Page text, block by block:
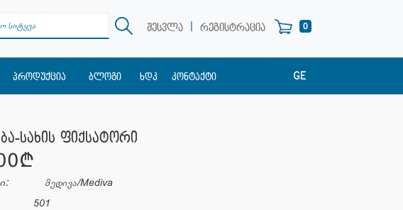
შესვლა | რეგისტრაცია 0
პროდუქცია ბლოგი ხდკ კონტაქტი GE
სახის ფიქსატორი
მედივა/Mediva
501